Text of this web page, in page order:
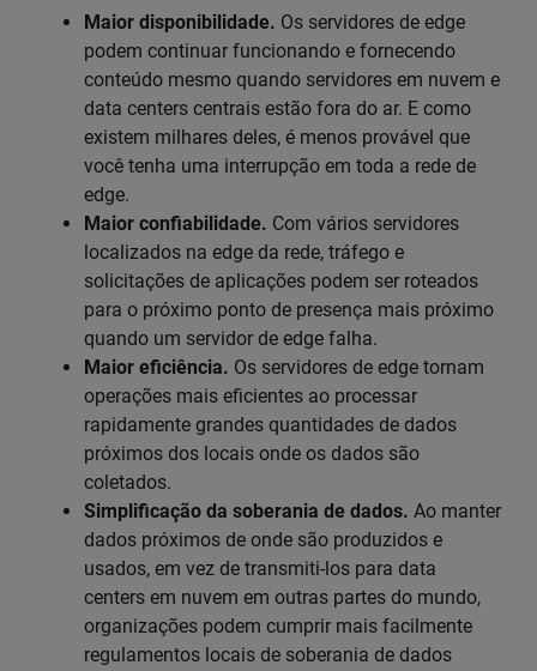
Maior disponibilidade. Os servidores de edge
podem continuar funcionando e fornecendo
conteúdo mesmo quando servidores em nuvem e
data centers centrais estão fora do ar. E como
existem milhares deles, é menos provável que
você tenha uma interrupção em toda a rede de
edge.
Maior confiabilidade. Com vários servidores
localizados na edge da rede, tráfego e
solicitações de aplicações podem ser roteados
para o próximo ponto de presença mais próximo
quando um servidor de edge falha.
Maior eficiência. Os servidores de edge tornam
operações mais eficientes ao processar
rapidamente grandes quantidades de dados
próximos dos locais onde os dados são
coletados.
Simplificação da soberania de dados. Ao manter
dados próximos de onde são produzidos e
usados, em vez de transmiti-los para data
centers em nuvem em outras partes do mundo,
organizações podem cumprir mais facilmente
regulamentos locais de soberania de dados